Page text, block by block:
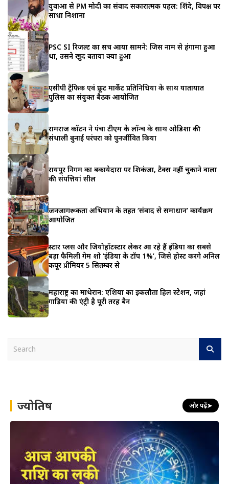
युवाओं से PM मोदी का संवाद सकारात्मक पहल: शिंदे, विपक्ष पर
साधा निशाना
PSC SI रिजल्ट का सच आया सामने: जिस नाम से हंगामा हुआ
था, उसने खुद बताया क्या हुआ
एसीपी ट्रैफिक एवं फ्रूट मार्केट प्रतिनिधियों के साथ यातायात
पुलिस का संयुक्त बैठक आयोजित
रामराज कॉटन ने पंचा टीएम के लॉन्च के साथ ओडिशा की
संथाली बुनाई परंपरा को पुनर्जीवित किया
रायपुर निगम का बकायेदारों पर शिकंजा, टैक्स नहीं चुकाने वालों
की संपत्तियां सील
जनजागरूकता अभियान के तहत ‘संवाद से समाधान’ कार्यक्रम
आयोजित
स्टार प्लस और जियोहॉटस्टार लेकर आ रहे हैं इंडिया का सबसे
बड़ा फैमिली गेम शो ‘इंडिया के टॉप 1%’, जिसे होस्ट करेंगे अनिल
कपूर प्रीमियर 5 सितम्बर से
महाराष्ट्र का माथेरान: एशिया का इकलौता हिल स्टेशन, जहां
गाड़ियों की एंट्री है पूरी तरह बैन
h ज्योतिष और पढ़ें➤